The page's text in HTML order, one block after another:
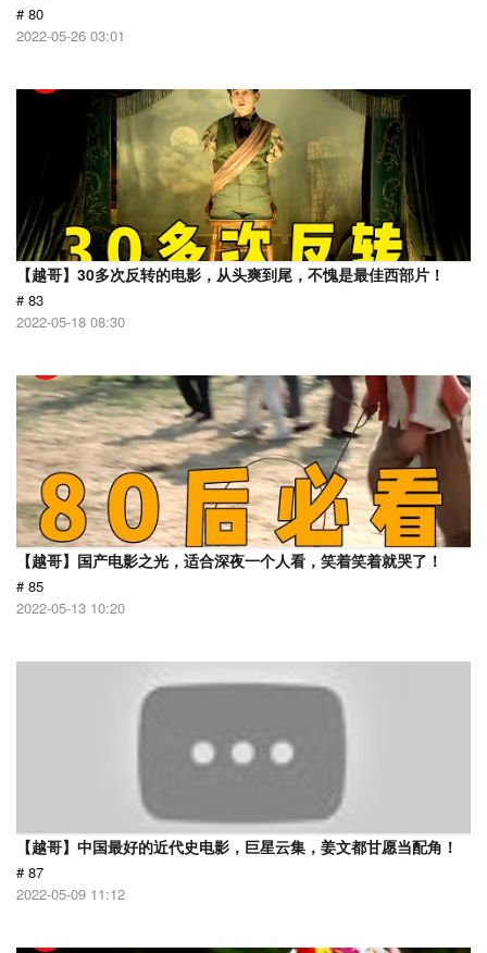
# 80
2022-05-26 03:01
【越哥】30多次反转的电影，从头爽到尾，不愧是最佳西部片！
# 83
2022-05-18 08:30
【越哥】国产电影之光，适合深夜一个人看，笑着笑着就哭了！
# 85
2022-05-13 10:20
【越哥】中国最好的近代史电影，巨星云集，姜文都甘愿当配角！
# 87
2022-05-09 11:12